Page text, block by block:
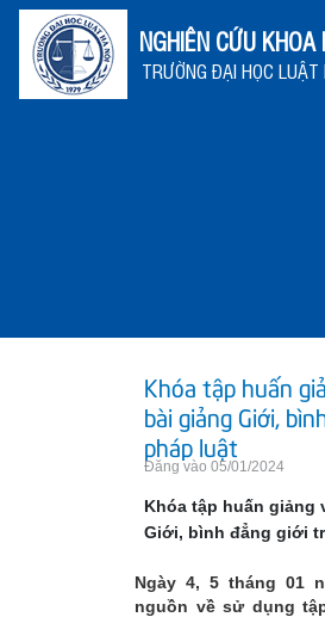
NGHIÊN CỨU KHOA
TRƯỜNG ĐẠI HỌC LUẬT
Khóa tập huấn
bài giảng Giới,
pháp luật
Đăng vào 05/01/2024
Khóa tập huấn giảng
Giới, bình đẳng giới
Ngày 4, 5 tháng 01
nguồn về sử dụng